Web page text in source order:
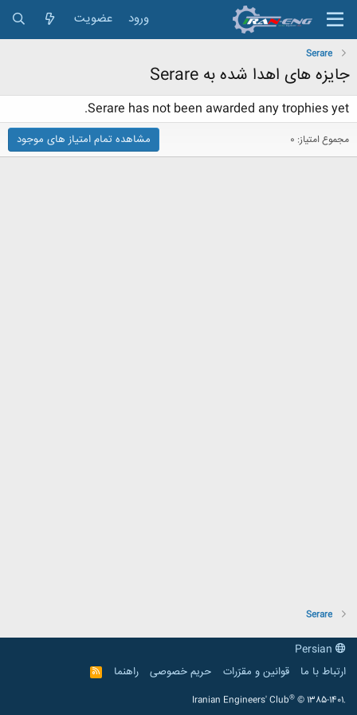
ورود عضویت
Serare
جایزه های اهدا شده به Serare
Serare has not been awarded any trophies yet.
مجموع امتیاز: 0 مشاهده تمام امتیاز های موجود
Serare
ارتباط با ما
قوانین و مقرّرات حریم خصوصی راهنما
R
S
Iranian Engineers' Club® © 1385-1401.